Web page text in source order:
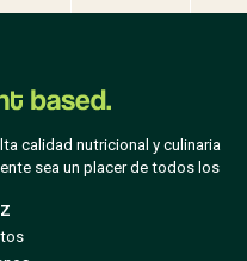
calidad nutricional y culinaria
sea un placer de todos los